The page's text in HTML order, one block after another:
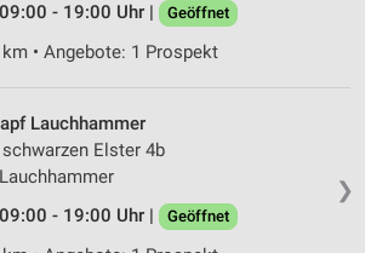
- 19:00 Uhr |
Geöffnet
km • Angebote: 1 Prospekt
❯
Lauchhammer
Elster 4b
- 19:00 Uhr |
Geöffnet